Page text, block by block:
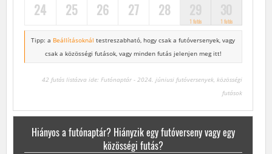
24 25 26 27 28
1 futás 1 futás
Tipp: a Beállításoknál testreszabható, hogy csak a futóversenyek, vagy
csak a közösségi futások, vagy minden futás jelenjen meg itt!
42 futás listázva ide: Futónaptár - 2024. júniusi futóversenyek, közösségi
futások
Hiányos a futónaptár? Hiányzik egy futóverseny vagy egy
közösségi futás?